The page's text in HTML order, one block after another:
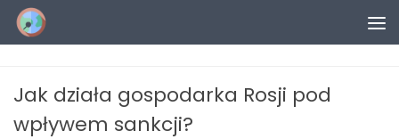
Przejdź do treści
Jak działa gospodarka Rosji pod
wpływem sankcji?